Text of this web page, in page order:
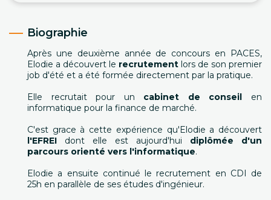
Biographie
Après une deuxième année de concours en PACES,
Elodie a découvert le recrutement lors de son premier
job d'été et a été formée directement par la pratique.
Elle recrutait pour un cabinet de conseil en
informatique pour la finance de marché.
C'est grace à cette expérience qu'Elodie a découvert
l'EFREI dont elle est aujourd'hui diplômée d'un
parcours orienté vers l'informatique.
Elodie a ensuite continué le recrutement en CDI de
25h en parallèle de ses études d'ingénieur.